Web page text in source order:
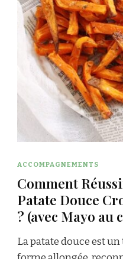
ACCOMPAGNEMENTS
Comment
Patate Douce
? (avec Mayo au
La patate douce est